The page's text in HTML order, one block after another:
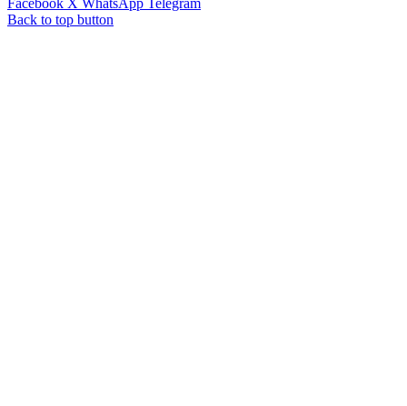
Facebook X WhatsApp Telegram
Back to top button